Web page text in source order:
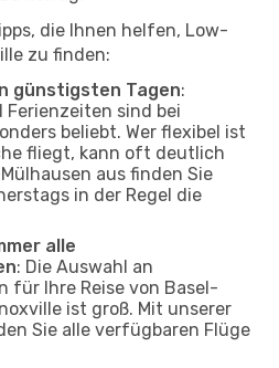
die Ihnen helfen, Low-
zu finden:
günstigsten Tagen:
Ferienzeiten sind bei
beliebt. Wer flexibel ist
fliegt, kann oft deutlich
aus finden Sie
in der Regel die
alle
: Die Auswahl an
für Ihre Reise von Basel-
ist groß. Mit unserer
Sie alle verfügbaren Flüge